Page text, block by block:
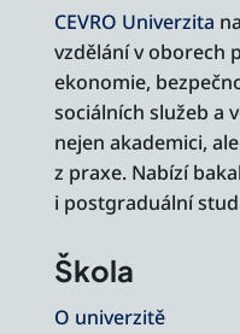
CEVRO Univerzita
vzdělání v oborech
ekonomie,
sociálních služeb a
nejen akademici,
z praxe. Nabízí
i postgraduální
Škola
O univerzitě